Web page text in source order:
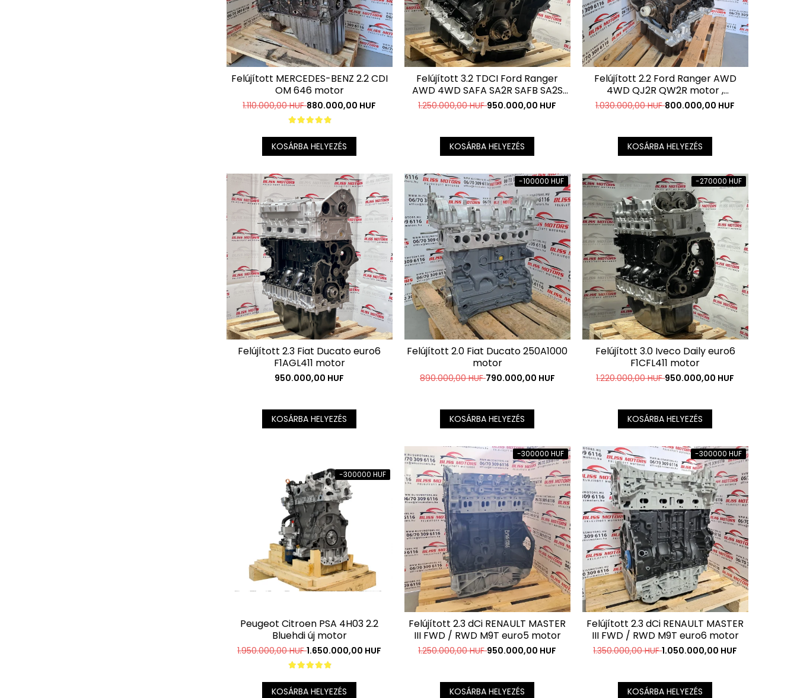
Felújított MERCEDES-BENZ 2.2 CDI
OM 646 motor
1.110.000,00 HUF880.000,00 HUF
KOSÁRBA HELYEZÉS
Felújított 3.2 TDCI Ford Ranger
AWD 4WD SAFA SA2R SAFB SA2S
SA2W motor
1.250.000,00 HUF950.000,00 HUF
KOSÁRBA HELYEZÉS
Felújított 2.2 Ford Ranger AWD
4WD QJ2R QW2R motor ,
Vezérléssel együtt is
megvásárolható !
1.030.000,00 HUF800.000,00 HUF
KOSÁRBA HELYEZÉS
Felújított 2.3 Fiat Ducato euro6
F1AGL411 motor
950.000,00 HUF
KOSÁRBA HELYEZÉS
-100000 HUF
Felújított 2.0 Fiat Ducato 250A1000
motor
890.000,00 HUF790.000,00 HUF
KOSÁRBA HELYEZÉS
-270000 HUF
Felújított 3.0 Iveco Daily euro6
F1CFL411 motor
1.220.000,00 HUF950.000,00 HUF
KOSÁRBA HELYEZÉS
-300000 HUF
Peugeot Citroen PSA 4H03 2.2
Bluehdi új motor
1.950.000,00 HUF1.650.000,00 HUF
KOSÁRBA HELYEZÉS
-300000 HUF
Felújított 2.3 dCi RENAULT MASTER
III FWD / RWD M9T euro5 motor
1.250.000,00 HUF950.000,00 HUF
KOSÁRBA HELYEZÉS
-300000 HUF
Felújított 2.3 dCi RENAULT MASTER
III FWD / RWD M9T euro6 motor
1.350.000,00 HUF1.050.000,00 HUF
KOSÁRBA HELYEZÉS